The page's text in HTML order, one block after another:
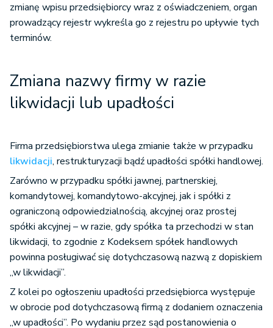
zmianę wpisu przedsiębiorcy wraz z oświadczeniem, organ
prowadzący rejestr wykreśla go z rejestru po upływie tych
terminów.
Zmiana nazwy firmy w razie
likwidacji lub upadłości
Firma przedsiębiorstwa ulega zmianie także w przypadku
likwidacji, restrukturyzacji bądź upadłości spółki handlowej.
Zarówno w przypadku spółki jawnej, partnerskiej,
komandytowej, komandytowo-akcyjnej, jak i spółki z
ograniczoną odpowiedzialnością, akcyjnej oraz prostej
spółki akcyjnej – w razie, gdy spółka ta przechodzi w stan
likwidacji, to zgodnie z Kodeksem spółek handlowych
powinna posługiwać się dotychczasową nazwą z dopiskiem
„w likwidacji”.
Z kolei po ogłoszeniu upadłości przedsiębiorca występuje
w obrocie pod dotychczasową firmą z dodaniem oznaczenia
„w upadłości”. Po wydaniu przez sąd postanowienia o